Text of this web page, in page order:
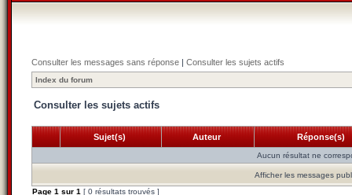
Consulter les messages sans réponse | Consulter les sujets actifs
Index du forum
Consulter les sujets actifs
Sujet(s) Auteur Réponse(s)
Aucun résultat ne
Afficher les messages
Page 1 sur 1 [ 0 résultats trouvés ]